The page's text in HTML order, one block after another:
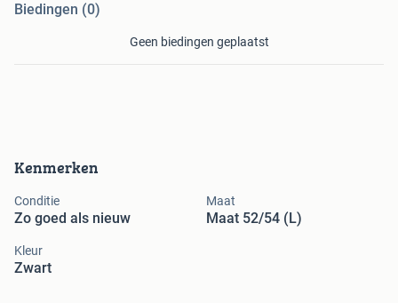
Kenmerken
Conditie
Zo goed als nieuw
Maat
Maat 52/54 (L)
Kleur
Zwart
Biedingen (0)
Geen biedingen geplaatst